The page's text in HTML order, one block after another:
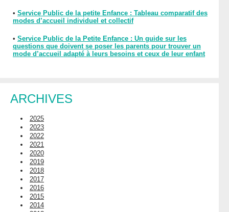
• Service Public de la petite Enfance : Tableau comparatif des
modes d’accueil individuel et collectif
• Service Public de la Petite Enfance : Un guide sur les
questions que doivent se poser les parents pour trouver un
mode d’accueil adapté à leurs besoins et ceux de leur enfant
ARCHIVES
2025
2023
2022
2021
2020
2019
2018
2017
2016
2015
2014